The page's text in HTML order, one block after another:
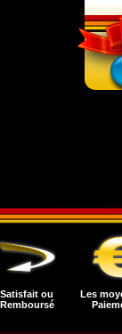
Satisfait ou
Remboursé
Les